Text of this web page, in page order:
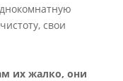
свои
их жалко, они